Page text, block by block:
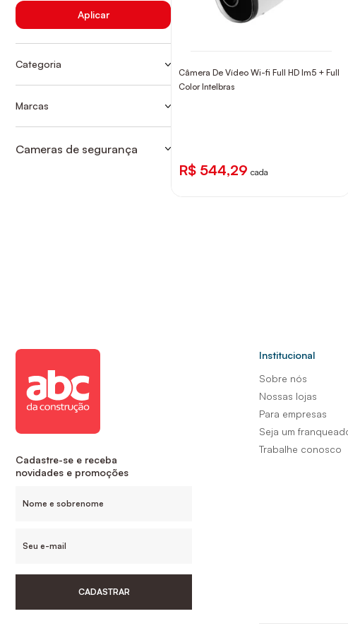
Aplicar
Categoria
Marcas
Cameras de segurança
Câmera De Vídeo Wi-fi Full HD Im5 + Full
Color Intelbras
R$ 544,29 cada
Cadastre-se e receba
novidades e promoções
CADASTRAR
Institucional
Sobre nós
Nossas lojas
Para empresas
Seja um
Trabalhe conosco